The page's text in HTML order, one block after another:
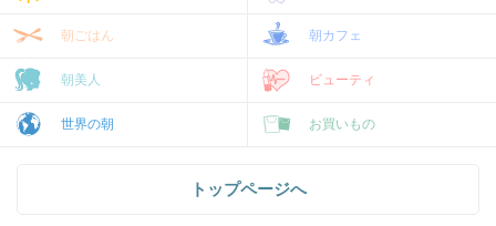
朝ごはん 朝カフェ
朝美人 ビューティ
世界の朝 お買いもの
トップページへ